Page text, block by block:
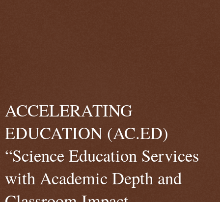
ACCELERATING
EDUCATION (AC.ED)
“Science Education Services
with Academic Depth and